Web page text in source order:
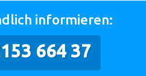
informieren:
664 37